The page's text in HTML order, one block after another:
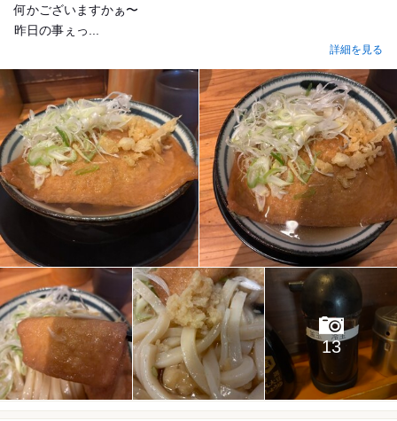
何かございますかぁ〜
昨日の事ぇっ...
詳細を見る
13